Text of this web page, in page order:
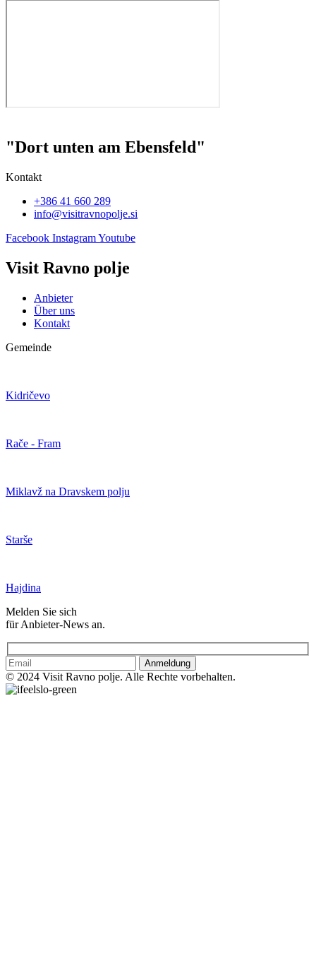
"Dort unten am Ebensfeld"
Kontakt
+386 41 660 289
info@visitravnopolje.si
Facebook InstagramYoutube
Visit Ravno polje
Anbieter
Über uns
Kontakt
Gemeinde
Kidričevo
Rače - Fram
Miklavž na Dravskem polju
Starše
Hajdina
Melden Sie sich
für Anbieter-News an.
Anmeldung
© 2024 Visit Ravno polje. Alle Rechte vorbehalten.